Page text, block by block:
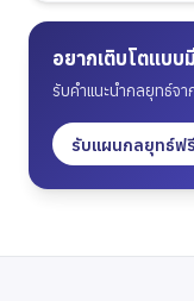
อยากเติบโตแบบ
รับคำแนะนำกลยุทธ์จา
รับแผนกลยุทธ์ฟรี